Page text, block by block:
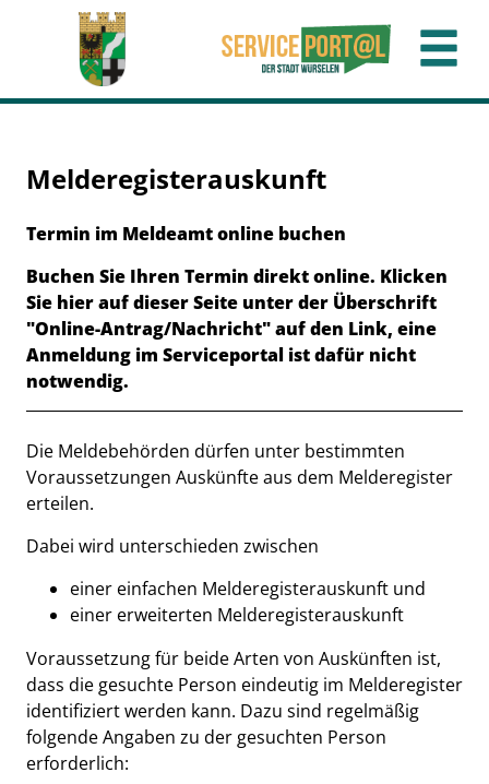
Zum Hauptinhalt springen
Zum Header
Zum Hauptinhalt
Zum Footer
Melderegisterauskunft
Kurzbeschreibung
Termin im Meldeamt online buchen
Buchen Sie Ihren Termin direkt online. Klicken
Sie hier auf dieser Seite unter der Überschrift
"Online-Antrag/Nachricht" auf den Link, eine
Anmeldung im Serviceportal ist dafür nicht
notwendig.
Beschreibung
Die Meldebehörden dürfen unter bestimmten
Voraussetzungen Auskünfte aus dem Melderegister
erteilen.
Dabei wird unterschieden zwischen
einer einfachen Melderegisterauskunft und
einer erweiterten Melderegisterauskunft
Voraussetzung für beide Arten von Auskünften ist,
dass die gesuchte Person eindeutig im Melderegister
identifiziert werden kann. Dazu sind regelmäßig
folgende Angaben zu der gesuchten Person
erforderlich: